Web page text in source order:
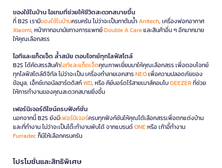
ของใช้ในบ้าน ไอเทมที่ช่วยให้ชีวิตสะดวกสบายขึ้น
ที่ B2S เรามีของใช้ในบ้านครบครัน ไม่ว่าจะเป็นกาต้มน้ำAnitech, เครื่องฟอกอากาศ
Xiaomi, หน้ากากอนามัยทางการแพทย์Double A Careและสินค้าอื่น ๆ อีกมากมาย
ให้คุณเลือกสรร
ไอทีและแก็ดเจ็ต ล้ำสมัย ตอบโจทย์ทุกไลฟ์สไตล์
B2S ได้คัดสรรสินค้าไอทีและแก็ดเจ็ตคุณภาพเยี่ยมมาให้คุณเลือกสรร เพื่อตอบโจทย์
ทุกไลฟ์สไตล์ดิจิทัล ไม่ว่าจะเป็น เครื่องทำลายเอกสารNEOเพื่อความปลอดภัยของ
ข้อมูล, เอ็กซ์เทอนัลฮาร์ดดิสก์WD, หรือ คีย์บอร์ดไร้สายเมาส์คอมโบGEEZERที่ช่วย
ให้การทำงานของคุณสะดวกสบายยิ่งขึ้น
เฟอร์นิเจอร์ดีไซน์ครบฟังก์ชั่น
นอกจากนี้ B2S ยังมีเฟอร์นิเจอร์ครบทุกฟังก์ชันให้คุณได้เลือกสรรเพื่อตกแต่งบ้าน
และที่ทำงาน ไม่ว่าจะเป็นโต๊ะทำงานพับได้ จากแบรนด์ONEหรือ เก้าอี้ทำงาน
Furradecก็มีให้เลือกครบครัน
โปรโมชั่นและสิทธิพิเศษ